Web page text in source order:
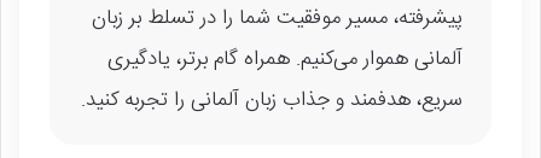
پیشرفته، مسیر موفقیت شما را در تسلط بر زبان
آلمانی هموار می‌کنیم. همراه گام برتر، یادگیری
سریع، هدفمند و جذاب زبان آلمانی را تجربه کنید.